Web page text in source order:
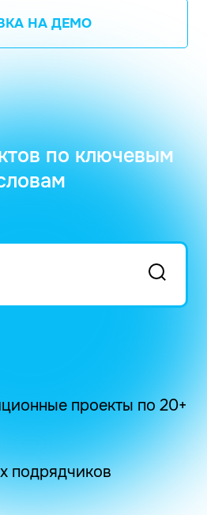
НА ДЕМО
по ключевым
проекты по 20+
подрядчиков